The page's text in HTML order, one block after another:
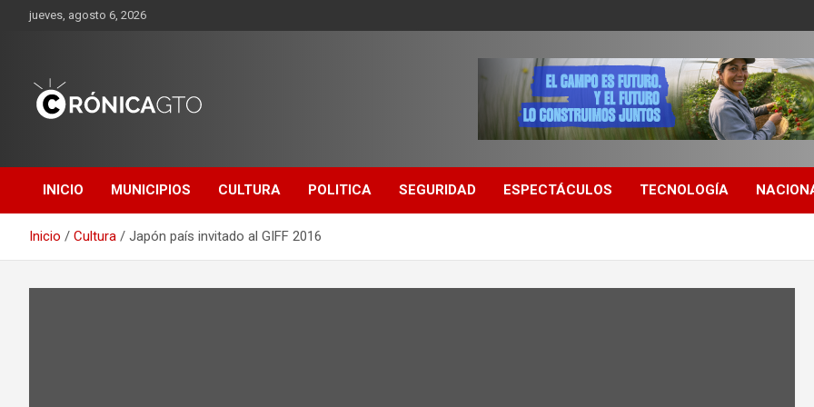
Saltarjueves, agosto 6, 2026
GUANAJUATO
INICIO MUNICIPIOS CULTURA POLITICA SEGURIDAD ESPECTÁCULOS TECNOLOGÍA
Inicio Cultura Japón país invitado al GIFF 2016